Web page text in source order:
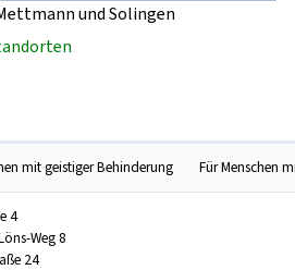
und Solingen
mit geistiger Behinderung Für Menschen
4
Weg 8
24